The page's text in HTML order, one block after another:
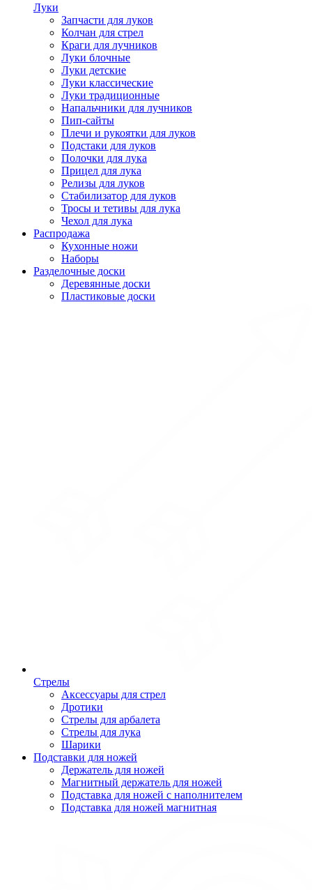
Луки
Запчасти для луков
Колчан для стрел
Краги для лучников
Луки блочные
Луки детские
Луки классические
Луки традиционные
Напальчники для лучников
Пип-сайты
Плечи и рукоятки для луков
Подстаки для луков
Полочки для лука
Прицел для лука
Релизы для луков
Стабилизатор для луков
Тросы и тетивы для лука
Чехол для лука
Распродажа
Кухонные ножи
Наборы
Разделочные доски
Деревянные доски
Пластиковые доски
Стрелы
Аксессуары для стрел
Дротики
Стрелы для арбалета
Стрелы для лука
Шарики
Подставки для ножей
Держатель для ножей
Магнитный держатель для ножей
Подставка для ножей с наполнителем
Подставка для ножей магнитная